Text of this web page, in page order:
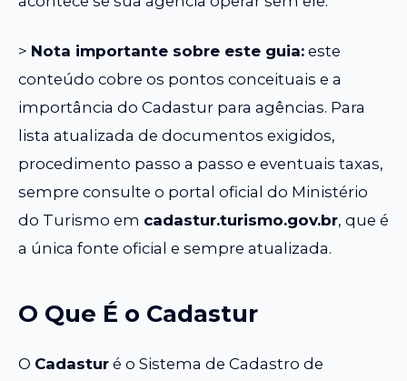
> Nota importante sobre este guia: este
conteúdo cobre os pontos conceituais e a
importância do Cadastur para agências. Para
lista atualizada de documentos exigidos,
procedimento passo a passo e eventuais taxas,
sempre consulte o portal oficial do Ministério
do Turismo em cadastur.turismo.gov.br, que é
a única fonte oficial e sempre atualizada.
O Que É o Cadastur
O Cadastur é o Sistema de Cadastro de